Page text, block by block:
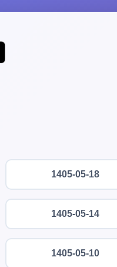
1405-05-18
1405-05-14
1405-05-10